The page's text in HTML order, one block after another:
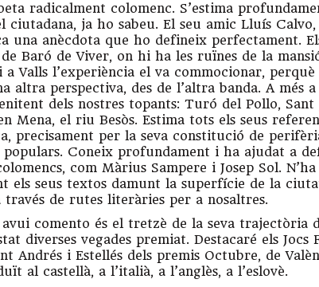
radicalment colomenc. S’estima
ciutadana, ja ho sabeu. El seu amic Lluís
una anècdota que ho defineix perfectament.
Baró de Viver, on hi ha les ruïnes de la
Valls l’experiència el va commocionar, perquè
altra perspectiva, des de l’altra banda. A més a
dels nostres topants: Turó del Pollo, Sant
Mena, el riu Besòs. Estima tots els seus
precisament per la seva constitució de
populars. Coneix profundament i ha ajudat a
com Màrius Sampere i Josep Sol.
els seus textos damunt la superfície de la
través de rutes literàries per a nosaltres.
comento és el tretzè de la seva trajectòria
diverses vegades premiat. Destacaré els Jocs
Andrés i Estellés dels premis Octubre, de
al castellà, a l’italià, a l’anglès, a l’eslovè.